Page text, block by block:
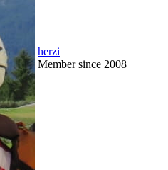
herzi
Member since 2008